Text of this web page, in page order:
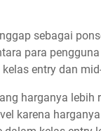
sebagai
para
entry dan
harganya lebih
karena